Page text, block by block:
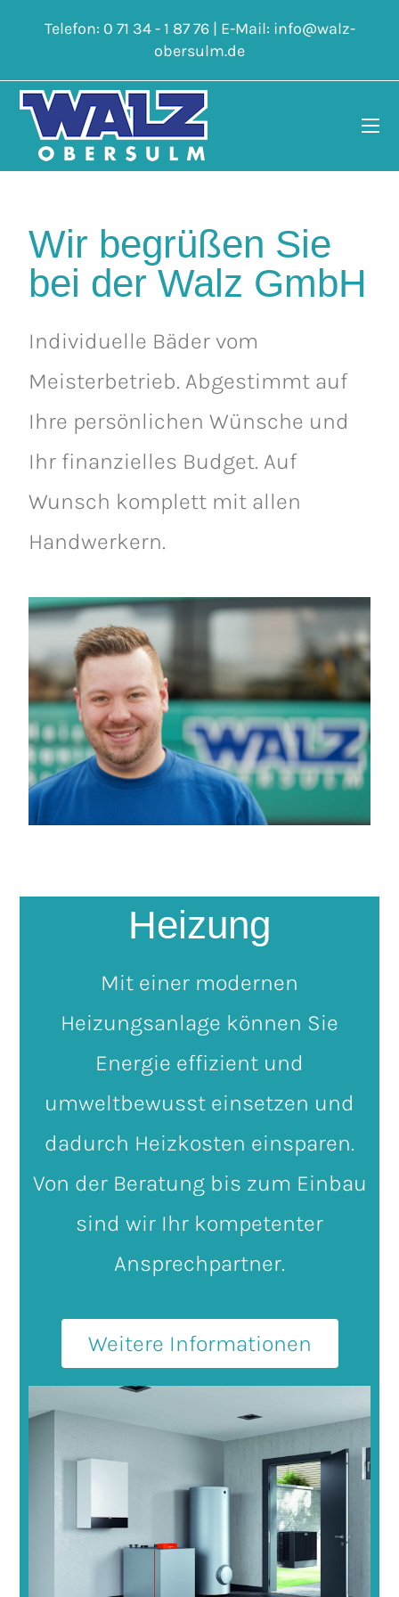
Telefon: 0 71 34 - 1 87 76| E-Mail: info@walz-
obersulm.de
Wir begrüßen Sie
bei der Walz GmbH
Individuelle Bäder vom
Meisterbetrieb. Abgestimmt auf
Ihre persönlichen Wünsche und
Ihr finanzielles Budget. Auf
Wunsch komplett mit allen
Handwerkern.
Heizung
Mit einer modernen
Heizungsanlage können Sie
Energie effizient und
umweltbewusst einsetzen und
dadurch Heizkosten einsparen.
Von der Beratung bis zum Einbau
sind wir Ihr kompetenter
Ansprechpartner.
Weitere Informationen